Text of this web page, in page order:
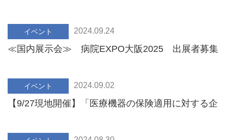
イベント 2024.09.24
≪国内展示会≫ 病院EXPO大阪2025 出展者募集
イベント 2024.09.02
【9/27現地開催】「医療機器の保険適用に対する企